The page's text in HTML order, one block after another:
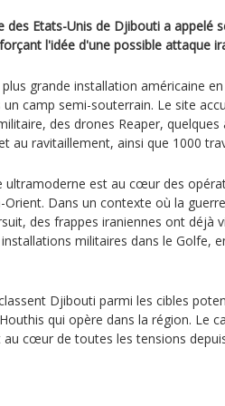
des Etats-Unis de Djibouti a appelé
l'idée d'une possible attaque
grande installation américaine
un camp semi-souterrain. Le site
des drones Reaper, quelques
au ravitaillement, ainsi que 1000
ultramoderne est au cœur des
Dans un contexte où la
des frappes iraniennes ont déjà
militaires dans le Golfe,
Djibouti parmi les cibles
qui opère dans la région. Le
au cœur de toutes les tensions